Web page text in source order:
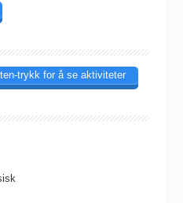
trykk for å se aktiviteter